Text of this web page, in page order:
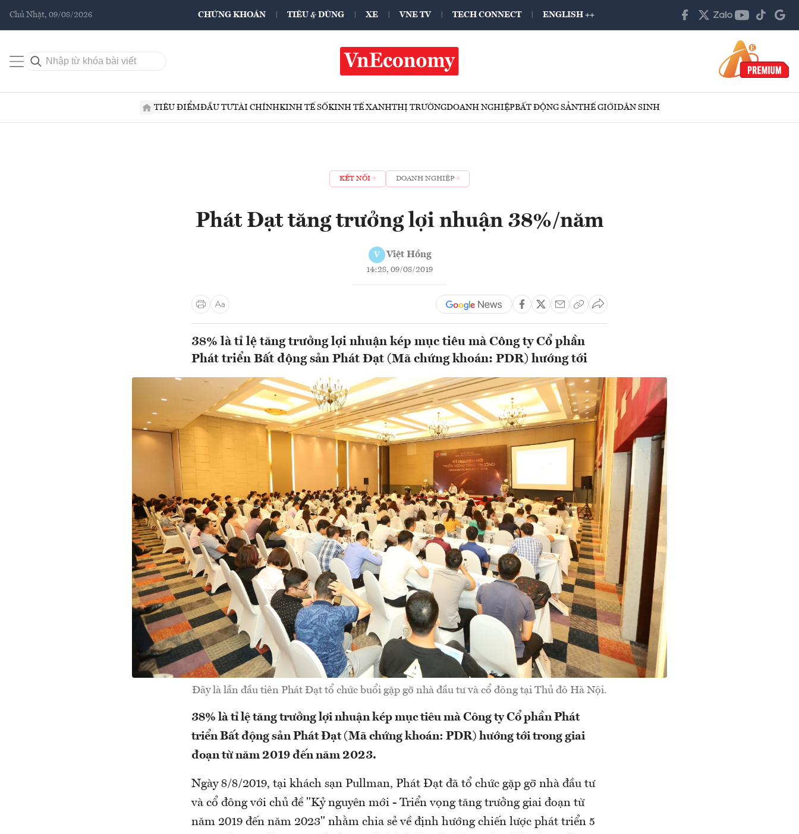
Chủ Nhật, 09/08/2026 CHỨNG KHOÁN TIÊU & DÙNG XE VNE TV TECH CONNECT ENGLISH ++
TIÊU ĐIỂMĐẦU TƯTÀI CHÍNHKINH TẾ SỐKINH TẾ XANHTHỊ TRƯỜNGDOANH NGHIỆPBẤT ĐỘNG SẢNTHẾ GIỚIDÂN SINH
KẾT NỐI DOANH NGHIỆP
Phát Đạt tăng trưởng lợi nhuận 38%/năm
V Việt Hồng
14:28, 09/08/2019
38% là tỉ lệ tăng trưởng lợi nhuận kép mục tiêu mà Công ty Cổ phần
Phát triển Bất động sản Phát Đạt (Mã chứng khoán: PDR) hướng tới
Đây là lần đầu tiên Phát Đạt tổ chức buổi gặp gỡ nhà đầu tư và cổ đông tại Thủ đô Hà Nội.
38% là tỉ lệ tăng trưởng lợi nhuận kép mục tiêu mà Công ty Cổ phần Phát
triển Bất động sản Phát Đạt (Mã chứng khoán: PDR) hướng tới trong giai
đoạn từ năm 2019 đến năm 2023.
Ngày 8/8/2019, tại khách sạn Pullman, Phát Đạt đã tổ chức gặp gỡ nhà đầu tư
và cổ đông với chủ đề "Kỷ nguyên mới - Triển vọng tăng trưởng giai đoạn từ
năm 2019 đến năm 2023" nhằm chia sẻ về định hướng chiến lược phát triển 5